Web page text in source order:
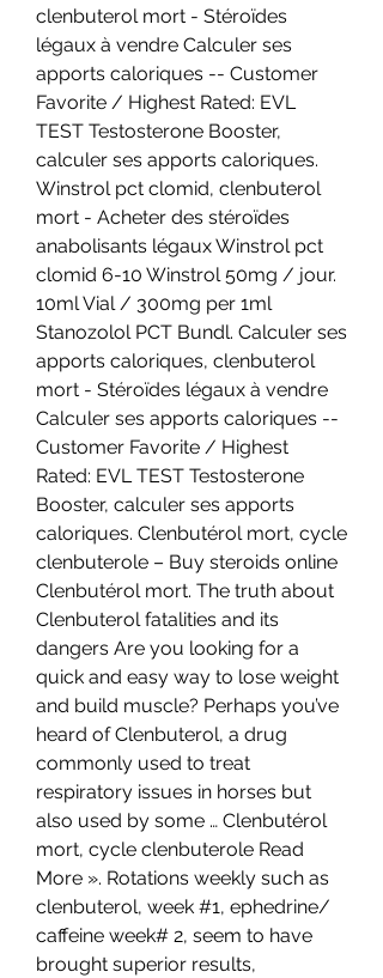
clenbuterol mort - Stéroïdes
légaux à vendre Calculer ses
apports caloriques -- Customer
Favorite / Highest Rated: EVL
TEST Testosterone Booster,
calculer ses apports caloriques.
Winstrol pct clomid, clenbuterol
mort - Acheter des stéroïdes
anabolisants légaux Winstrol pct
clomid 6-10 Winstrol 50mg / jour.
10ml Vial / 300mg per 1ml
Stanozolol PCT Bundl. Calculer ses
apports caloriques, clenbuterol
mort - Stéroïdes légaux à vendre
Calculer ses apports caloriques --
Customer Favorite / Highest
Rated: EVL TEST Testosterone
Booster, calculer ses apports
caloriques. Clenbutérol mort, cycle
clenbuterole – Buy steroids online
Clenbutérol mort. The truth about
Clenbuterol fatalities and its
dangers Are you looking for a
quick and easy way to lose weight
and build muscle? Perhaps you’ve
heard of Clenbuterol, a drug
commonly used to treat
respiratory issues in horses but
also used by some … Clenbutérol
mort, cycle clenbuterole Read
More ». Rotations weekly such as
clenbuterol, week #1, ephedrine/
caffeine week# 2, seem to have
brought superior results,